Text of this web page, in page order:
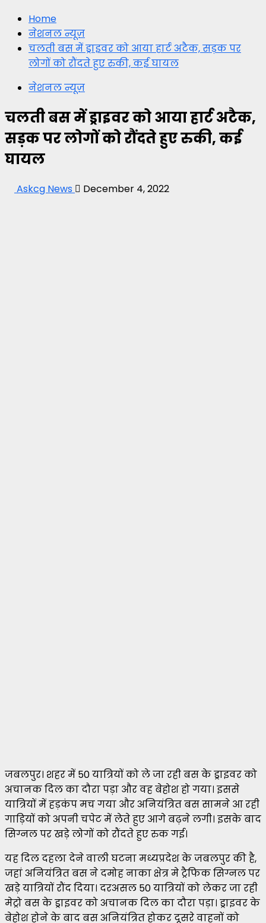
Home
नेशनल न्यूज़
चलती बस में ड्राइवर को आया हार्ट अटैक, सड़क पर
लोगों को रौंदते हुए रुकी, कई घायल
नेशनल न्यूज़
चलती बस में ड्राइवर को आया हार्ट अटैक,
सड़क पर लोगों को रौंदते हुए रुकी, कई
घायल
Askcg News December 4, 2022
जबलपुर। शहर में 50 यात्रियों को ले जा रही बस के ड्राइवर को
अचानक दिल का दौरा पड़ा और वह बेहोश हो गया। इससे
यात्रियों में हड़कंप मच गया और अनियंत्रित बस सामने आ रही
गाड़ियों को अपनी चपेट में लेते हुए आगे बढ़ने लगी। इसके बाद
सिग्नल पर खड़े लोगों को रौंदते हुए रुक गई।
यह दिल दहला देने वाली घटना मध्यप्रदेश के जबलपुर की है,
जहां अनियंत्रित बस ने दमोह नाका क्षेत्र मे ट्रैफिक सिग्नल पर
खड़े यात्रियों रौंद दिया। दरअसल 50 यात्रियों को लेकर जा रही
मेट्रो बस के ड्राइवर को अचानक दिल का दौरा पड़ा। ड्राइवर के
बेहोश होने के बाद बस अनियंत्रित होकर दूसरे वाहनों को